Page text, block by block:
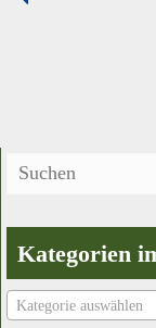
Kategorien
Kategorie auswählen